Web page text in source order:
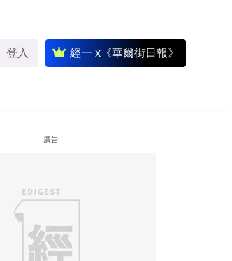
登入 經一 x《華爾街日報》
廣告